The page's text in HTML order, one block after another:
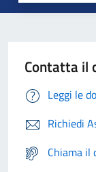
Contatta il
Leggi le
Richiedi
Chiama il